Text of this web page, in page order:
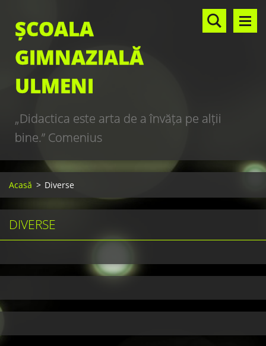
ȘCOALA
GIMNAZIALĂ
ULMENI
„Didactica este arta de a învăţa pe alţii
bine.” Comenius
Acasă > Diverse
DIVERSE